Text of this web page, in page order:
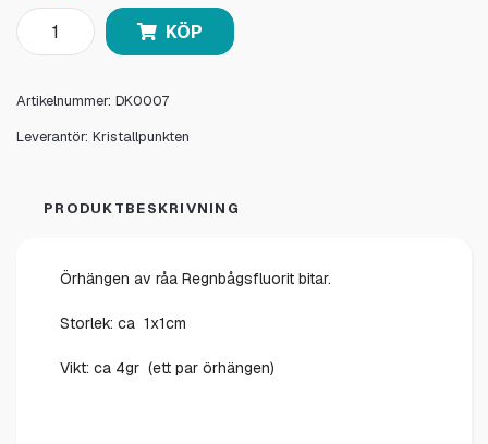
KÖP
Artikelnummer: DK0007
Leverantör: Kristallpunkten
PRODUKTBESKRIVNING
Örhängen av råa Regnbågsfluorit bitar.
Storlek: ca 1x1cm
Vikt: ca 4gr (ett par örhängen)